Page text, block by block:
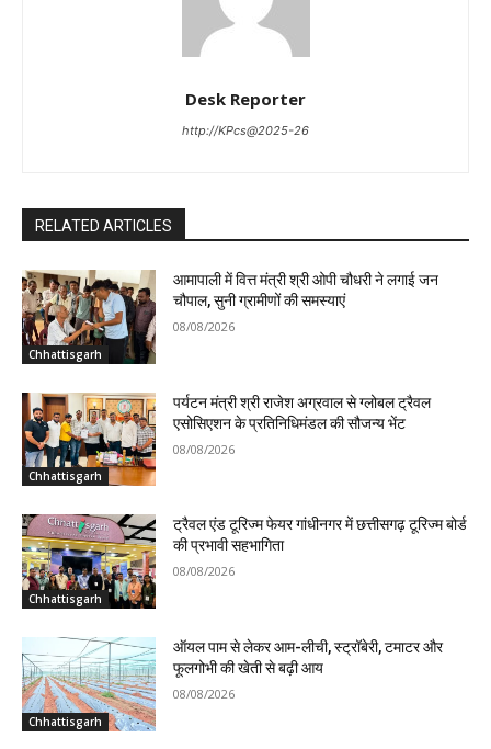
Desk Reporter
http://KPcs@2025-26
RELATED ARTICLES
Chhattisgarh
आमापाली में वित्त मंत्री श्री ओपी चौधरी ने लगाई जन
चौपाल, सुनी ग्रामीणों की समस्याएं
08/08/2026
Chhattisgarh
पर्यटन मंत्री श्री राजेश अग्रवाल से ग्लोबल ट्रैवल
एसोसिएशन के प्रतिनिधिमंडल की सौजन्य भेंट
08/08/2026
Chhattisgarh
ट्रैवल एंड टूरिज्म फेयर गांधीनगर में छत्तीसगढ़ टूरिज्म बोर्ड
की प्रभावी सहभागिता
08/08/2026
Chhattisgarh
ऑयल पाम से लेकर आम-लीची, स्ट्रॉबेरी, टमाटर और
फूलगोभी की खेती से बढ़ी आय
08/08/2026